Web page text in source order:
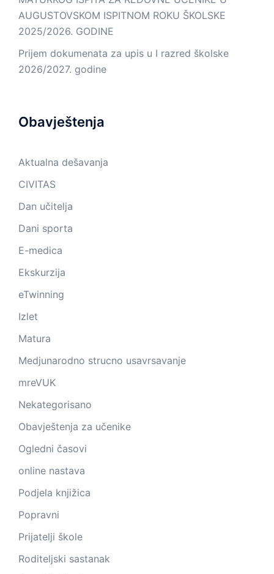
AUGUSTOVSKOM ISPITNOM ROKU ŠKOLSKE
2025/2026. GODINE
Prijem dokumenata za upis u I razred školske
2026/2027. godine
Obavještenja
Aktualna dešavanja
CIVITAS
Dan učitelja
Dani sporta
E-medica
Ekskurzija
eTwinning
Izlet
Matura
Medjunarodno strucno usavrsavanje
mreVUK
Nekategorisano
Obavještenja za učenike
Ogledni časovi
online nastava
Podjela knjižica
Popravni
Prijatelji škole
Roditeljski sastanak